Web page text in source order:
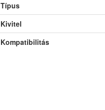
Típus
Kivitel
Kompatibilitás